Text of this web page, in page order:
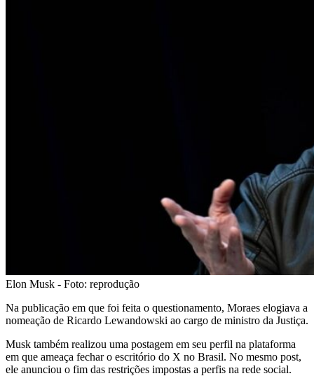
Elon Musk - Foto: reprodução
Na publicação em que foi feita o questionamento, Moraes elogiava a
nomeação de Ricardo Lewandowski ao cargo de ministro da Justiça.
Musk também realizou uma postagem em seu perfil na plataforma
em que ameaça fechar o escritório do X no Brasil. No mesmo post,
ele anunciou o fim das restrições impostas a perfis na rede social.